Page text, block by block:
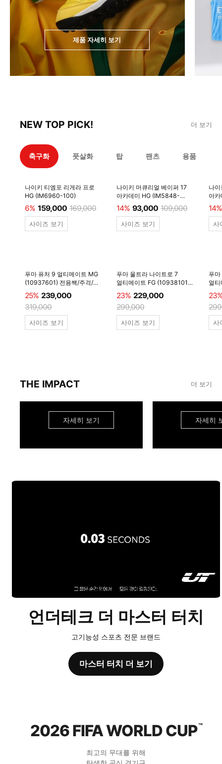
제품 자세히 보기
NEW TOP PICK! 더 보기
축구화 풋살화 탑 팬츠 용품
나이키 티엠포 리게라 프로
HG (IM6960-100)
6% 159,000 169,000
사이즈 보기
나이키 머큐리얼 베이퍼 17
아카데미 HG (IM5848-
600)
14% 93,000 109,000
사이즈 보기
나
아
14%
사
푸마 퓨처 9 얼티메이트 MG
(10937601) 전용쌕/주걱/
양말 #
25% 239,000
319,000
사이즈 보기
푸마 울트라 나이트로 7
얼티메이트 FG (10938101)
전용쌕/주걱/양말 #
23% 229,000
299,000
사이즈 보기
푸
얼
전
사
THE IMPACT 더 보기
자세히 보기 자세히
언더테크 더 마스터 터치
고기능성 스포츠 전문 브랜드
마스터 터치 더 보기
2026 FIFA WORLD CUP™
최고의 무대를 위해